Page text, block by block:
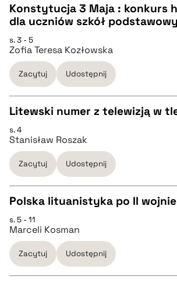
BIBTEX
pobierz cytat
pobierz cytat
BIBTEX
Konstytucja 3 Maja : konkurs
dla uczniów szkół
s. 3 - 5
Zofia Teresa Kozłowska
Zacytuj Udostępnij
CZYSTY TEKST
pobierz cytat
BIBTEX
pobierz cytat
Litewski numer z telewizją w
s. 4
Stanisław Roszak
Zacytuj Udostępnij
CZYSTY TEKST
pobierz cytat
Polska lituanistyka po II
s. 5 - 11
Marceli Kosman
Zacytuj Udostępnij